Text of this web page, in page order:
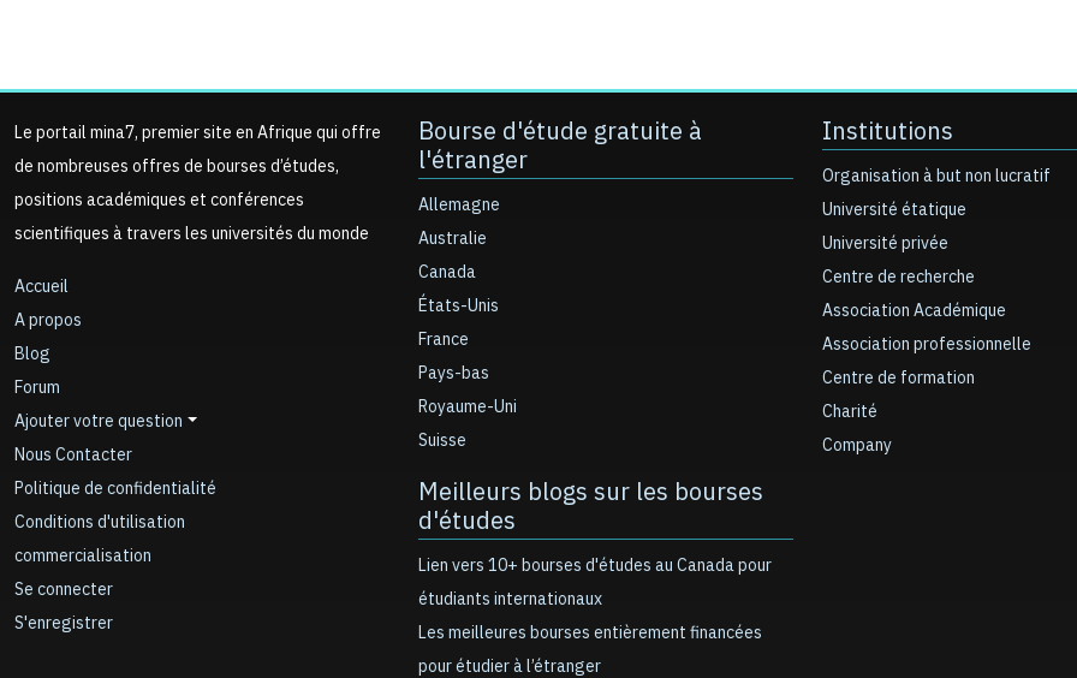
Le portail mina7, premier site en Afrique qui offre
de nombreuses offres de bourses d’études,
positions académiques et conférences
scientifiques à travers les universités du monde
Accueil
A propos
Blog
Forum
Ajouter votre question
Nous Contacter
Politique de confidentialité
Conditions d'utilisation
commercialisation
Se connecter
S'enregistrer
Bourse d'étude gratuite à
l'étranger
Allemagne
Australie
Canada
États-Unis
France
Pays-bas
Royaume-Uni
Suisse
Meilleurs blogs sur les bourses
d'études
Lien vers 10+ bourses d'études au Canada pour
étudiants internationaux
Les meilleures bourses entièrement financées
pour étudier à l’étranger
Institutions
Organisation à but non lucratif
Université étatique
Université privée
Centre de recherche
Association Académique
Association professionnelle
Centre de formation
Charité
Company